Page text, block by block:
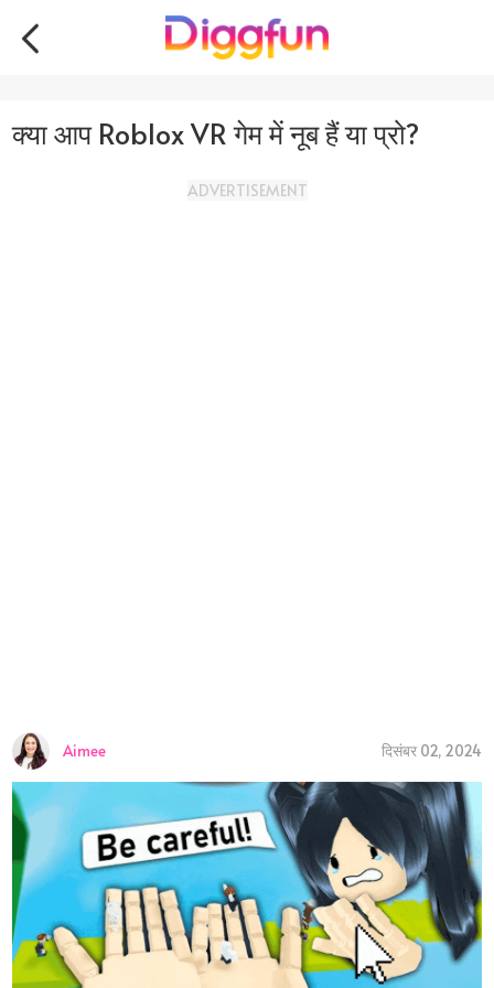
क्या आप Roblox VR गेम में नूब हैं या प्रो?
ADVERTISEMENT
Aimee दिसंबर 02, 2024